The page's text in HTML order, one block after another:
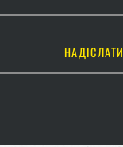
НАДІСЛАТИ